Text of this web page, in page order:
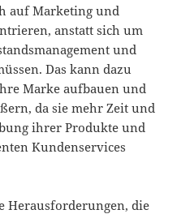
auf Marketing und
anstatt sich um
und
Das kann dazu
Marke aufbauen und
da sie mehr Zeit und
ihrer Produkte und
Kundenservices
Herausforderungen, die